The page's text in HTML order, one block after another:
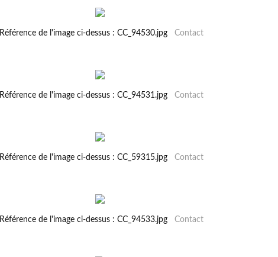
Référence de l'image ci-dessus : CC_94530.jpg Contact
Référence de l'image ci-dessus : CC_94531.jpg Contact
Référence de l'image ci-dessus : CC_59315.jpg Contact
Référence de l'image ci-dessus : CC_94533.jpg Contact